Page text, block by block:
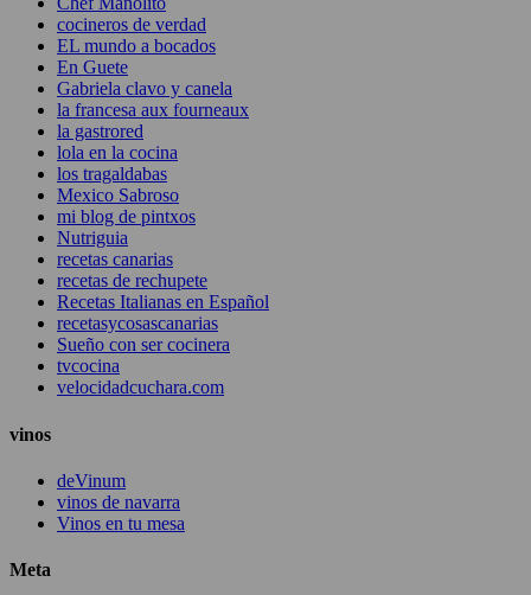
cocineros de verdad
EL mundo a bocados
En Guete
Gabriela clavo y canela
la francesa aux fourneaux
la gastrored
lola en la cocina
los tragaldabas
Mexico Sabroso
mi blog de pintxos
Nutriguia
recetas canarias
recetas de rechupete
Recetas Italianas en Español
recetasycosascanarias
Sueño con ser cocinera
tvcocina
velocidadcuchara.com
vinos
deVinum
vinos de navarra
Vinos en tu mesa
Meta